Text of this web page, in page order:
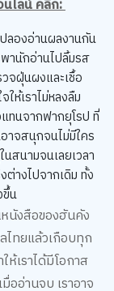
องอ่านผลงานกัน
านักอ่านไปลิ้มรส
จฝุ่นผงและเชื้อ
ห้เราไม่หลงลืม
นจากฟากยุโรป ที่
าจสนุกจนไม่มีใคร
สนามจนเลยเวลา
ต่างไปจากเดิม ทั้ง
น
งสือของฮันคัง
ทยแล้วเกือบทุก
เราได้มีโอกาส
อ่านจบ เราอาจ
อนนี้ก็ได้นะ